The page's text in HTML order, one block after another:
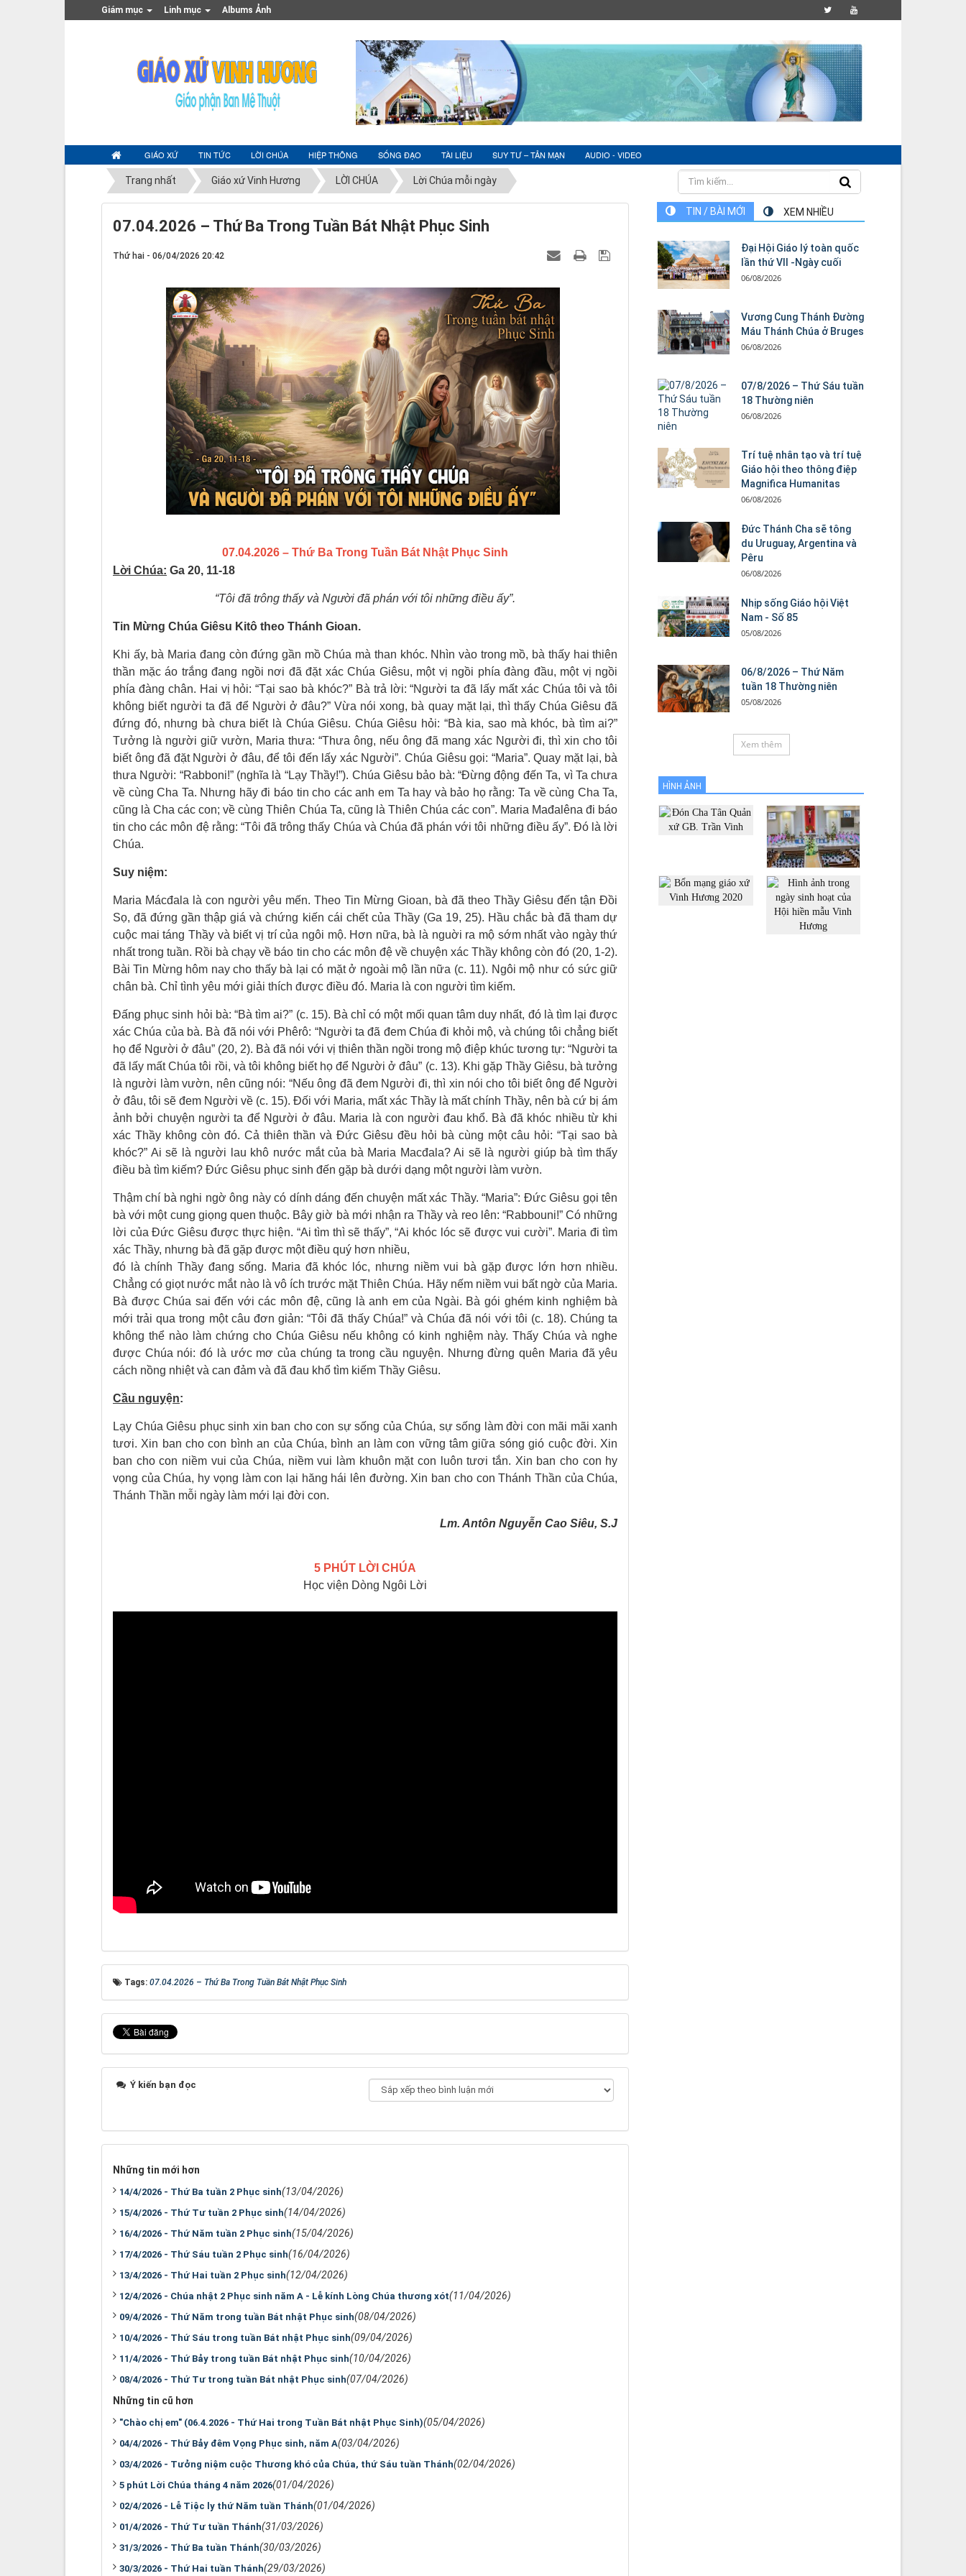
Giám mục Linh mục Albums Ảnh
GIÁO XỨ TIN TỨC LỜI CHÚA HIỆP THÔNG SỐNG ĐẠO TÀI LIỆU SUY TƯ – TẢN MẠN AUDIO - VIDEO
Trang nhất Giáo xứ Vinh Hương LỜI CHÚA Lời Chúa mỗi ngày
07.04.2026 – Thứ Ba Trong Tuần Bát Nhật Phục Sinh
Thứ hai - 06/04/2026 20:42
07.04.2026 – Thứ Ba Trong Tuần Bát Nhật Phục Sinh
Lời Chúa: Ga 20, 11-18
“Tôi đã trông thấy và Người đã phán với tôi những điều ấy”.
Tin Mừng Chúa Giêsu Kitô theo Thánh Gioan.
Khi ấy, bà Maria đang còn đứng gần mồ Chúa mà than khóc. Nhìn vào trong mồ, bà thấy hai thiên
thần mặc áo trắng đang ngồi nơi đã đặt xác Chúa Giêsu, một vị ngồi phía đàng đầu, một vị ngồi
phía đàng chân. Hai vị hỏi: “Tại sao bà khóc?” Bà trả lời: “Người ta đã lấy mất xác Chúa tôi và tôi
không biết người ta đã để Người ở đâu?” Vừa nói xong, bà quay mặt lại, thì thấy Chúa Giêsu đã
đứng đó, nhưng bà chưa biết là Chúa Giêsu. Chúa Giêsu hỏi: “Bà kia, sao mà khóc, bà tìm ai?”
Tưởng là người giữ vườn, Maria thưa: “Thưa ông, nếu ông đã mang xác Người đi, thì xin cho tôi
biết ông đã đặt Người ở đâu, để tôi đến lấy xác Người”. Chúa Giêsu gọi: “Maria”. Quay mặt lại, bà
thưa Người: “Rabboni!” (nghĩa là “Lạy Thầy!”). Chúa Giêsu bảo bà: “Ðừng động đến Ta, vì Ta chưa
về cùng Cha Ta. Nhưng hãy đi báo tin cho các anh em Ta hay và bảo họ rằng: Ta về cùng Cha Ta,
cũng là Cha các con; về cùng Thiên Chúa Ta, cũng là Thiên Chúa các con”. Maria Mađalêna đi báo
tin cho các môn đệ rằng: “Tôi đã trông thấy Chúa và Chúa đã phán với tôi những điều ấy”. Ðó là lời
Chúa.
Suy niệm:
Maria Mácđala là con người yêu mến. Theo Tin Mừng Gioan, bà đã theo Thầy Giêsu đến tận Đồi
Sọ, đã đứng gần thập giá và chứng kiến cái chết của Thầy (Ga 19, 25). Hầu chắc bà đã tham dự
cuộc mai táng Thầy và biết vị trí của ngôi mộ. Hơn nữa, bà là nguời ra mộ sớm nhất vào ngày thứ
nhất trong tuần. Rồi bà chạy về báo tin cho các môn đệ về chuyện xác Thầy không còn đó (20, 1-2).
Bài Tin Mừng hôm nay cho thấy bà lại có mặt ở ngoài mộ lần nữa (c. 11). Ngôi mộ như có sức giữ
chân bà. Chỉ tình yêu mới giải thích được điều đó. Maria là con người tìm kiếm.
Đấng phục sinh hỏi bà: “Bà tìm ai?” (c. 15). Bà chỉ có một mối quan tâm duy nhất, đó là tìm lại được
xác Chúa của bà. Bà đã nói với Phêrô: “Người ta đã đem Chúa đi khỏi mộ, và chúng tôi chẳng biết
họ để Người ở đâu” (20, 2). Bà đã nói với vị thiên thần ngồi trong mộ điệp khúc tương tự: “Người ta
đã lấy mất Chúa tôi rồi, và tôi không biết họ để Người ở đâu” (c. 13). Khi gặp Thầy Giêsu, bà tưởng
là người làm vườn, nên cũng nói: “Nếu ông đã đem Người đi, thì xin nói cho tôi biết ông để Người
ở đâu, tôi sẽ đem Người về (c. 15). Đối với Maria, mất xác Thầy là mất chính Thầy, nên bà cứ bị ám
ảnh bởi chuyện người ta để Người ở đâu. Maria là con người đau khổ. Bà đã khóc nhiều từ khi
xác Thầy không còn đó. Cả thiên thần và Đức Giêsu đều hỏi bà cùng một câu hỏi: “Tại sao bà
khóc?” Ai sẽ là người lau khô nước mắt của bà Maria Macđala? Ai sẽ là người giúp bà tìm thấy
điều bà tìm kiếm? Đức Giêsu phục sinh đến gặp bà dưới dạng một người làm vườn.
Thậm chí bà nghi ngờ ông này có dính dáng đến chuyện mất xác Thầy. “Maria”: Đức Giêsu gọi tên
bà với một cung giọng quen thuộc. Bây giờ bà mới nhận ra Thầy và reo lên: “Rabbouni!” Có những
lời của Đức Giêsu được thực hiện. “Ai tìm thì sẽ thấy”, “Ai khóc lóc sẽ được vui cười”. Maria đi tìm
xác Thầy, nhưng bà đã gặp được một điều quý hơn nhiều,
đó là chính Thầy đang sống. Maria đã khóc lóc, nhưng niềm vui bà gặp được lớn hơn nhiều.
Chẳng có giọt nước mắt nào là vô ích trước mặt Thiên Chúa. Hãy nếm niềm vui bất ngờ của Maria.
Bà được Chúa sai đến với các môn đệ, cũng là anh em của Ngài. Bà gói ghém kinh nghiệm bà
mới trải qua trong một câu đơn giản: “Tôi đã thấy Chúa!” và Chúa đã nói với tôi (c. 18). Chúng ta
không thể nào làm chứng cho Chúa Giêsu nếu không có kinh nghiệm này. Thấy Chúa và nghe
được Chúa nói: đó là ước mơ của chúng ta trong cầu nguyện. Nhưng đừng quên Maria đã yêu
cách nồng nhiệt và can đảm và đã đau khổ tìm kiếm Thầy Giêsu.
Cầu nguyện:
Lạy Chúa Giêsu phục sinh xin ban cho con sự sống của Chúa, sự sống làm đời con mãi mãi xanh
tươi. Xin ban cho con bình an của Chúa, bình an làm con vững tâm giữa sóng gió cuộc đời. Xin
ban cho con niềm vui của Chúa, niềm vui làm khuôn mặt con luôn tươi tắn. Xin ban cho con hy
vọng của Chúa, hy vọng làm con lại hăng hái lên đường. Xin ban cho con Thánh Thần của Chúa,
Thánh Thần mỗi ngày làm mới lại đời con.
Lm. Antôn Nguyễn Cao Siêu, S.J
5 PHÚT LỜI CHÚA
Học viện Dòng Ngôi Lời
Tags: 07.04.2026 – Thứ Ba Trong Tuần Bát Nhật Phục Sinh
Ý kiến bạn đọc
Những tin mới hơn
14/4/2026 - Thứ Ba tuần 2 Phục sinh(13/04/2026)
15/4/2026 - Thứ Tư tuần 2 Phục sinh(14/04/2026)
16/4/2026 - Thứ Năm tuần 2 Phục sinh(15/04/2026)
17/4/2026 - Thứ Sáu tuần 2 Phục sinh(16/04/2026)
13/4/2026 - Thứ Hai tuần 2 Phục sinh(12/04/2026)
12/4/2026 - Chúa nhật 2 Phục sinh năm A - Lễ kính Lòng Chúa thương xót(11/04/2026)
09/4/2026 - Thứ Năm trong tuần Bát nhật Phục sinh(08/04/2026)
10/4/2026 - Thứ Sáu trong tuần Bát nhật Phục sinh(09/04/2026)
11/4/2026 - Thứ Bảy trong tuần Bát nhật Phục sinh(10/04/2026)
08/4/2026 - Thứ Tư trong tuần Bát nhật Phục sinh(07/04/2026)
Những tin cũ hơn
"Chào chị em" (06.4.2026 - Thứ Hai trong Tuần Bát nhật Phục Sinh)(05/04/2026)
04/4/2026 - Thứ Bảy đêm Vọng Phục sinh, năm A(03/04/2026)
03/4/2026 - Tưởng niệm cuộc Thương khó của Chúa, thứ Sáu tuần Thánh(02/04/2026)
5 phút Lời Chúa tháng 4 năm 2026(01/04/2026)
02/4/2026 - Lễ Tiệc ly thứ Năm tuần Thánh(01/04/2026)
01/4/2026 - Thứ Tư tuần Thánh(31/03/2026)
31/3/2026 - Thứ Ba tuần Thánh(30/03/2026)
30/3/2026 - Thứ Hai tuần Thánh(29/03/2026)
TIN / BÀI MỚI XEM NHIỀU
Đại Hội Giáo lý toàn quốc
lần thứ VII -Ngày cuối
06/08/2026
Vương Cung Thánh Ðường
Máu Thánh Chúa ở Bruges
06/08/2026
07/8/2026 – Thứ Sáu tuần
18 Thường niên
06/08/2026
Trí tuệ nhân tạo và trí tuệ
Giáo hội theo thông điệp
Magnifica Humanitas
06/08/2026
Đức Thánh Cha sẽ tông
du Uruguay, Argentina và
Pêru
06/08/2026
Nhịp sống Giáo hội Việt
Nam - Số 85
05/08/2026
06/8/2026 – Thứ Năm
tuần 18 Thường niên
05/08/2026
Xem thêm
HÌNH ẢNH